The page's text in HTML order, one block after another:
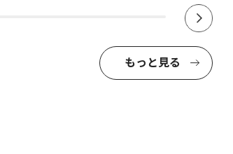
もっと見る